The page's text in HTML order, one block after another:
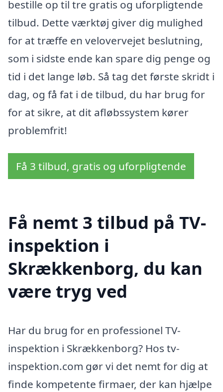
bestille op til tre gratis og uforpligtende
tilbud. Dette værktøj giver dig mulighed
for at træffe en velovervejet beslutning,
som i sidste ende kan spare dig penge og
tid i det lange løb. Så tag det første skridt i
dag, og få fat i de tilbud, du har brug for
for at sikre, at dit afløbssystem kører
problemfrit!
Få 3 tilbud, gratis og uforpligtende
Få nemt 3 tilbud på TV-
inspektion i
Skrækkenborg, du kan
være tryg ved
Har du brug for en professionel TV-
inspektion i Skrækkenborg? Hos tv-
inspektion.com gør vi det nemt for dig at
finde kompetente firmaer, der kan hjælpe